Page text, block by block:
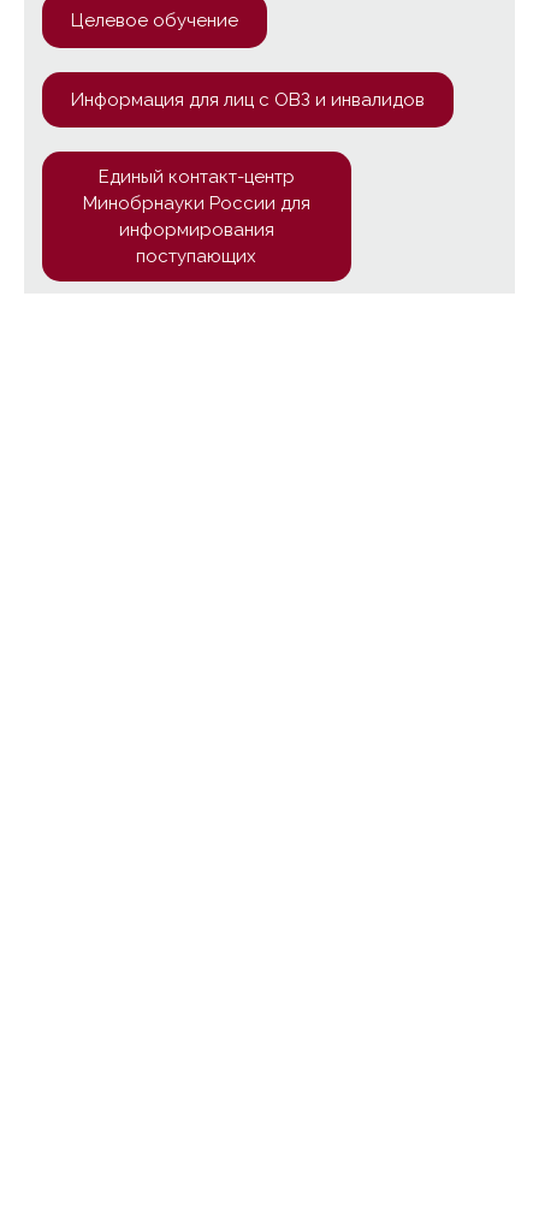
Целевое обучение
Информация для лиц с ОВЗ и инвалидов
Единый контакт-центр
Минобрнауки России для
информирования
поступающих